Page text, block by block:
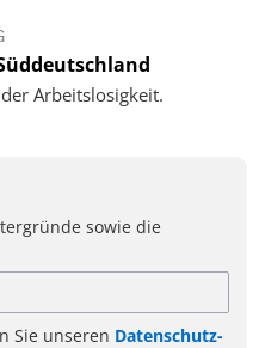
Arbeitslosigkeit.
sowie die
Sie unseren Datenschutz-